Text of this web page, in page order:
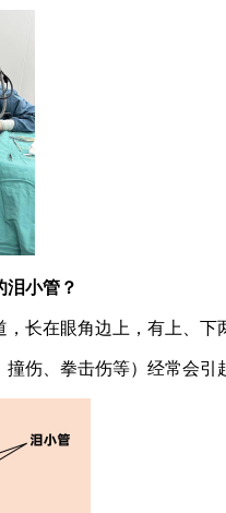
小管？
长在眼角边上，有上、下
伤、拳击伤等）经常会